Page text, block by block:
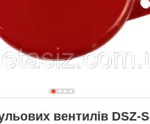
вентилів DSZ-